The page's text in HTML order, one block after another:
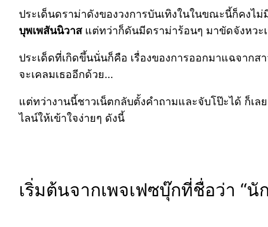
ประเด็นดราม่าดังของวงการบันเทิงในในขณะนี้ก็คงไ
บุพเพสันนิวาสแต่ทว่าก็ดันมีดราม่าร้อนๆ มาขัดจังหวะ
ประเด็ดที่เกิดขึ้นนั่นก็คือ เรื่องของการออกมาแฉจาก
จะเคลมเธออีกด้วย…
แต่ทว่างานนี้ชาวเน็ตกลับตั้งคำถามและจับโป๊ะได้ ก็เ
ไลน์ให้เข้าใจง่ายๆ ดังนี้
เริ่มต้นจากเพจเฟซบุ๊กที่ชื่อว่า “นั